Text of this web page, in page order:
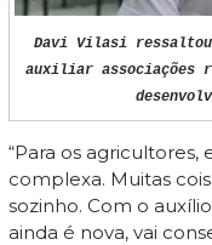
Davi Vilasi ressaltou
auxiliar associações
“Para os
complexa. Muitas
sozinho. Com o
ainda é nova, vai